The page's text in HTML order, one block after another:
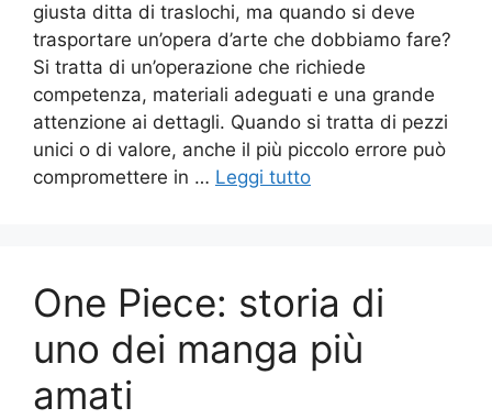
giusta ditta di traslochi, ma quando si deve
trasportare un’opera d’arte che dobbiamo fare?
Si tratta di un’operazione che richiede
competenza, materiali adeguati e una grande
attenzione ai dettagli. Quando si tratta di pezzi
unici o di valore, anche il più piccolo errore può
compromettere in … Leggi tutto
One Piece: storia di
uno dei manga più
amati